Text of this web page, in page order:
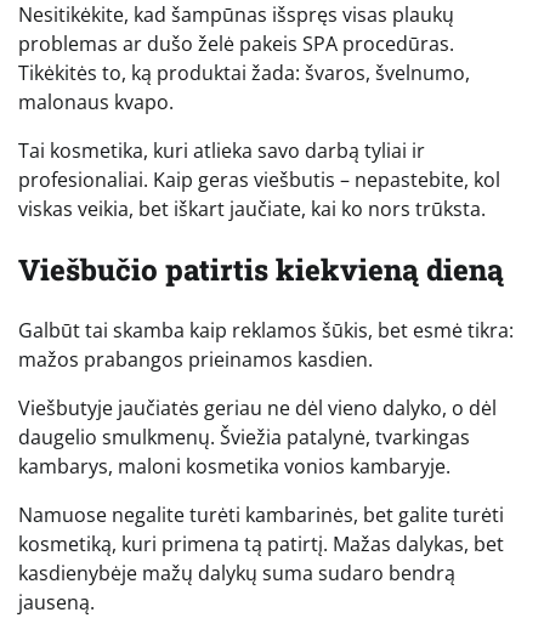
Nesitikėkite, kad šampūnas išspręs visas plaukų
problemas ar dušo želė pakeis SPA procedūras.
Tikėkitės to, ką produktai žada: švaros, švelnumo,
malonaus kvapo.
Tai kosmetika, kuri atlieka savo darbą tyliai ir
profesionaliai. Kaip geras viešbutis – nepastebite, kol
viskas veikia, bet iškart jaučiate, kai ko nors trūksta.
Viešbučio patirtis kiekvieną dieną
Galbūt tai skamba kaip reklamos šūkis, bet esmė tikra:
mažos prabangos prieinamos kasdien.
Viešbutyje jaučiatės geriau ne dėl vieno dalyko, o dėl
daugelio smulkmenų. Šviežia patalynė, tvarkingas
kambarys, maloni kosmetika vonios kambaryje.
Namuose negalite turėti kambarinės, bet galite turėti
kosmetiką, kuri primena tą patirtį. Mažas dalykas, bet
kasdienybėje mažų dalykų suma sudaro bendrą
jauseną.